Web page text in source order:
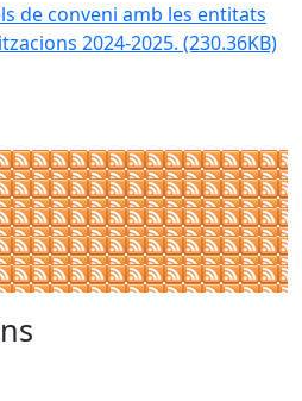
de conveni amb les entitats
2024-2025. (230.36KB)